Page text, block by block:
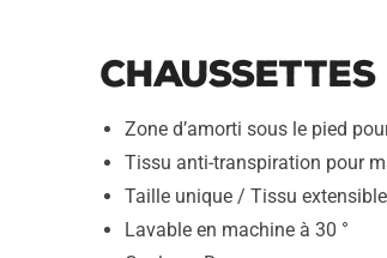
Chaussettes
Zone d’amorti sous le pied
Tissu anti-transpiration pour
Taille unique / Tissu extensible
Lavable en machine à 30 °